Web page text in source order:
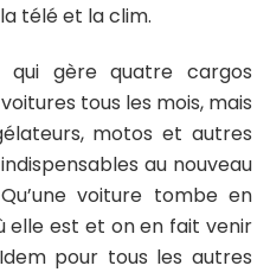
télé et la clim.
qui gère quatre cargos
tous les mois, mais
motos et autres
au nouveau
voiture tombe en
elle est et on en fait venir
pour tous les autres